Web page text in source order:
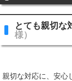
とても親切な
様）
親切な対応に、安心